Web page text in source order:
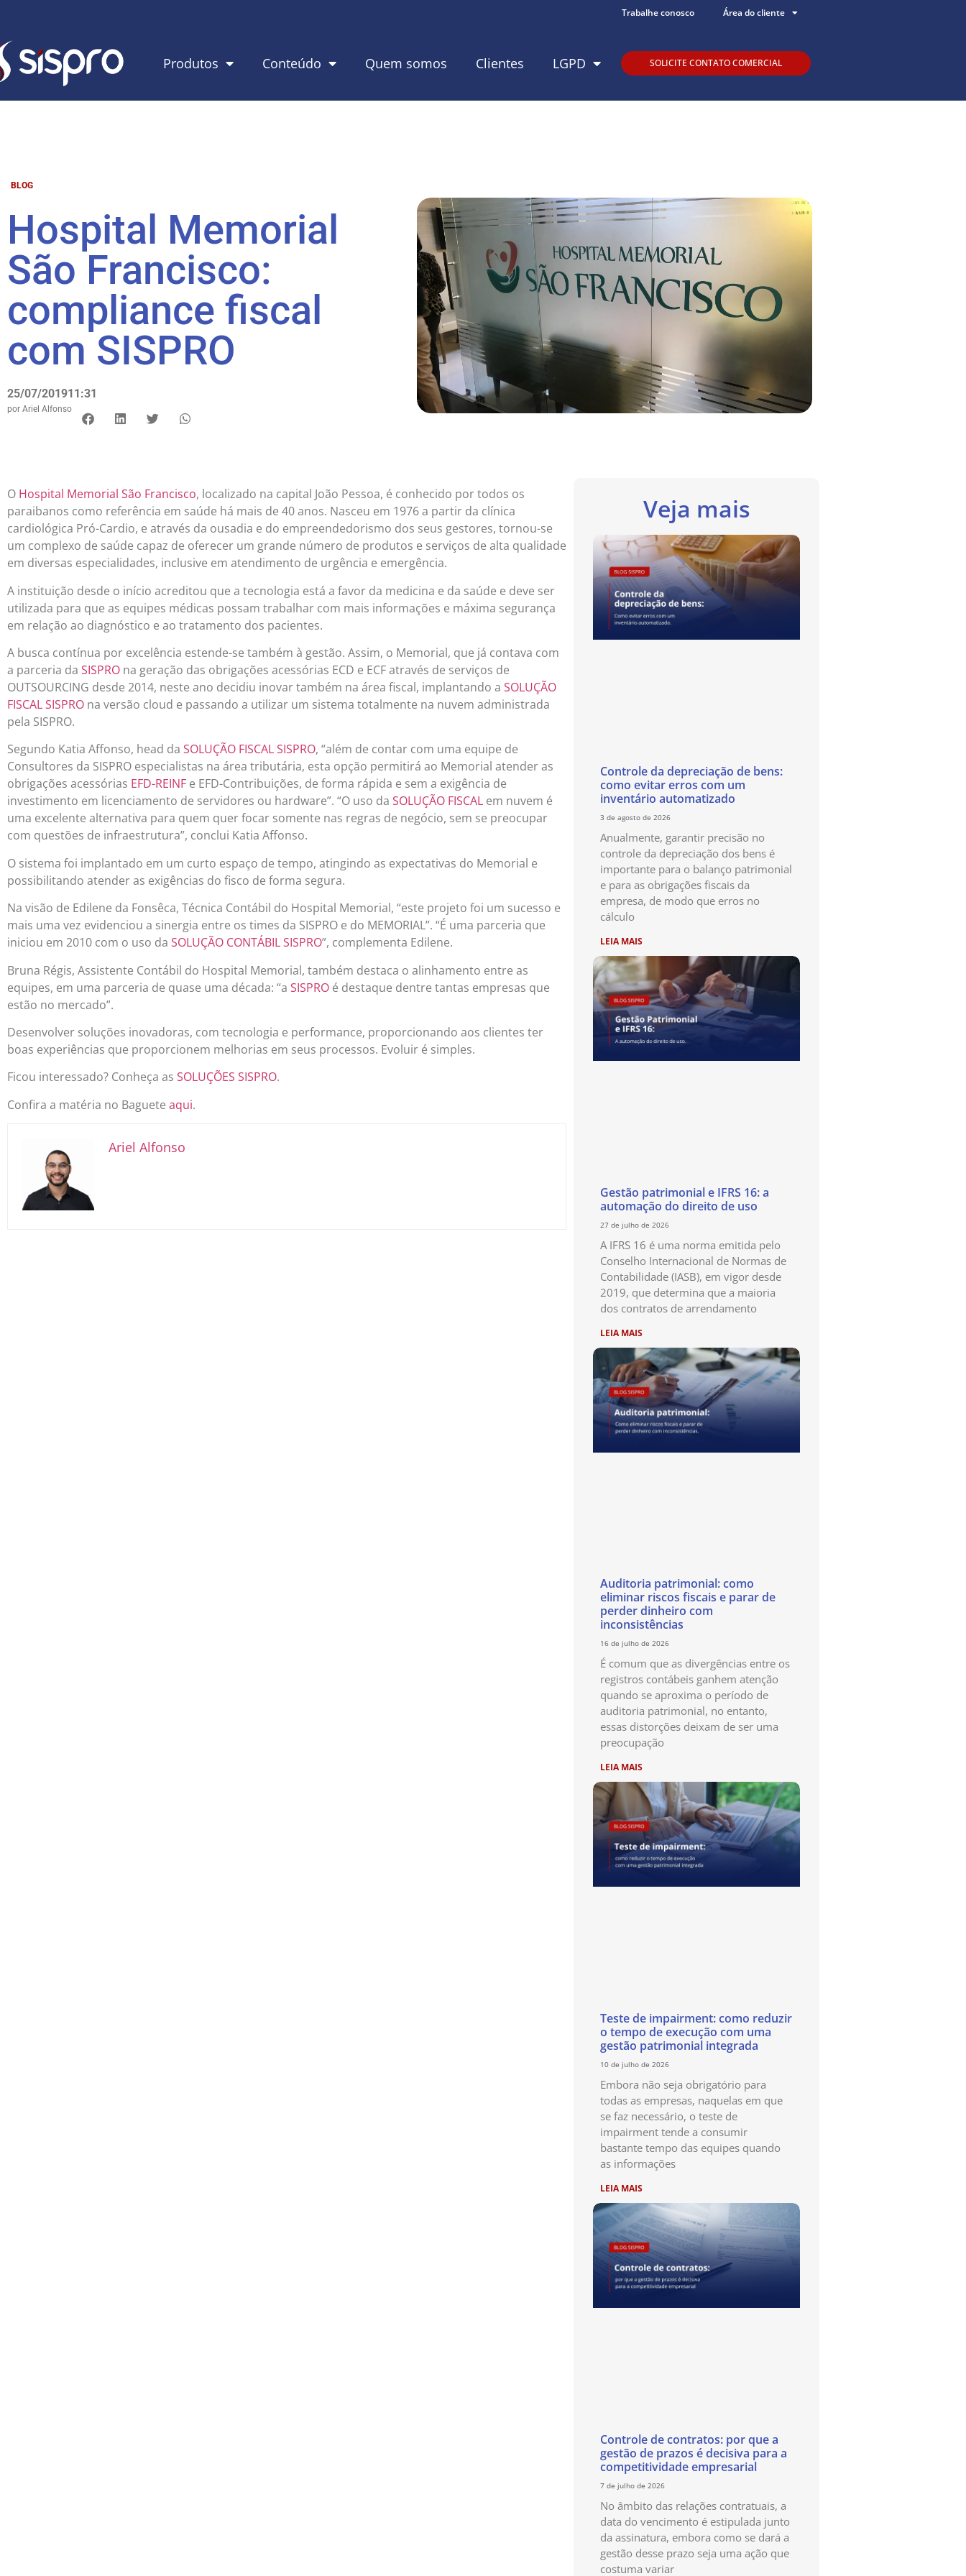
Trabalhe conosco Área do cliente
Produtos Conteúdo Quem somos Clientes LGPD SOLICITE CONTATO COMERCIAL
BLOG
Hospital Memorial
São Francisco:
compliance fiscal
com SISPRO
25/07/201911:31
por Ariel Alfonso
O Hospital Memorial São Francisco, localizado na capital João Pessoa, é conhecido por todos os
paraibanos como referência em saúde há mais de 40 anos. Nasceu em 1976 a partir da clínica
cardiológica Pró-Cardio, e através da ousadia e do empreendedorismo dos seus gestores, tornou-se
um complexo de saúde capaz de oferecer um grande número de produtos e serviços de alta qualidade
em diversas especialidades, inclusive em atendimento de urgência e emergência.
A instituição desde o início acreditou que a tecnologia está a favor da medicina e da saúde e deve ser
utilizada para que as equipes médicas possam trabalhar com mais informações e máxima segurança
em relação ao diagnóstico e ao tratamento dos pacientes.
A busca contínua por excelência estende-se também à gestão. Assim, o Memorial, que já contava com
a parceria da SISPRO na geração das obrigações acessórias ECD e ECF através de serviços de
OUTSOURCING desde 2014, neste ano decidiu inovar também na área fiscal, implantando a SOLUÇÃO
FISCAL SISPRO na versão cloud e passando a utilizar um sistema totalmente na nuvem administrada
pela SISPRO.
Segundo Katia Affonso, head da SOLUÇÃO FISCAL SISPRO, “além de contar com uma equipe de
Consultores da SISPRO especialistas na área tributária, esta opção permitirá ao Memorial atender as
obrigações acessórias EFD-REINF e EFD-Contribuições, de forma rápida e sem a exigência de
investimento em licenciamento de servidores ou hardware”. “O uso da SOLUÇÃO FISCAL em nuvem é
uma excelente alternativa para quem quer focar somente nas regras de negócio, sem se preocupar
com questões de infraestrutura”, conclui Katia Affonso.
O sistema foi implantado em um curto espaço de tempo, atingindo as expectativas do Memorial e
possibilitando atender as exigências do fisco de forma segura.
Na visão de Edilene da Fonsêca, Técnica Contábil do Hospital Memorial, “este projeto foi um sucesso e
mais uma vez evidenciou a sinergia entre os times da SISPRO e do MEMORIAL”. “É uma parceria que
iniciou em 2010 com o uso da SOLUÇÃO CONTÁBIL SISPRO”, complementa Edilene.
Bruna Régis, Assistente Contábil do Hospital Memorial, também destaca o alinhamento entre as
equipes, em uma parceria de quase uma década: “a SISPRO é destaque dentre tantas empresas que
estão no mercado”.
Desenvolver soluções inovadoras, com tecnologia e performance, proporcionando aos clientes ter
boas experiências que proporcionem melhorias em seus processos. Evoluir é simples.
Ficou interessado? Conheça as SOLUÇÕES SISPRO.
Confira a matéria no Baguete aqui.
Ariel Alfonso
Veja mais
Controle da depreciação de bens:
como evitar erros com um
inventário automatizado
3 de agosto de 2026
Anualmente, garantir precisão no
controle da depreciação dos bens é
importante para o balanço patrimonial
e para as obrigações fiscais da
empresa, de modo que erros no
cálculo
LEIA MAIS
Gestão patrimonial e IFRS 16: a
automação do direito de uso
27 de julho de 2026
A IFRS 16 é uma norma emitida pelo
Conselho Internacional de Normas de
Contabilidade (IASB), em vigor desde
2019, que determina que a maioria
dos contratos de arrendamento
LEIA MAIS
Auditoria patrimonial: como
eliminar riscos fiscais e parar de
perder dinheiro com
inconsistências
16 de julho de 2026
É comum que as divergências entre os
registros contábeis ganhem atenção
quando se aproxima o período de
auditoria patrimonial, no entanto,
essas distorções deixam de ser uma
preocupação
LEIA MAIS
Teste de impairment: como reduzir
o tempo de execução com uma
gestão patrimonial integrada
10 de julho de 2026
Embora não seja obrigatório para
todas as empresas, naquelas em que
se faz necessário, o teste de
impairment tende a consumir
bastante tempo das equipes quando
as informações
LEIA MAIS
Controle de contratos: por que a
gestão de prazos é decisiva para a
competitividade empresarial
7 de julho de 2026
No âmbito das relações contratuais, a
data do vencimento é estipulada junto
da assinatura, embora como se dará a
gestão desse prazo seja uma ação que
costuma variar